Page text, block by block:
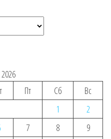
2026
Пт Сб
Вс
1
2
7 8
9